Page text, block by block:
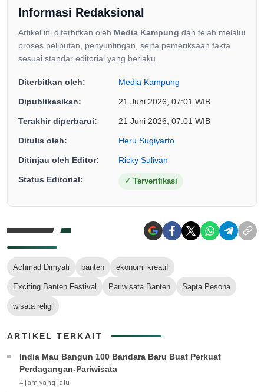
Informasi Redaksional
Artikel ini diterbitkan oleh Media Kampung dan telah melalui
proses peliputan, penyuntingan, serta pemeriksaan fakta
sesuai standar editorial yang berlaku.
Diterbitkan oleh: Media Kampung
Dipublikasikan: 21 Juni 2026, 07:01 WIB
Terakhir diperbarui: 21 Juni 2026, 07:01 WIB
Ditulis oleh: Heru Sugiyarto
Ditinjau oleh Editor: Ricky Sulivan
Status Editorial: ✓ Terverifikasi
Achmad Dimyati banten ekonomi kreatif
Exciting Banten Festival Pariwisata Banten Sapta Pesona
wisata religi
ARTIKEL TERKAIT
India Mau Bangun 100 Bandara Baru Buat Perkuat
Perdagangan-Pariwisata
4 jam yang lalu